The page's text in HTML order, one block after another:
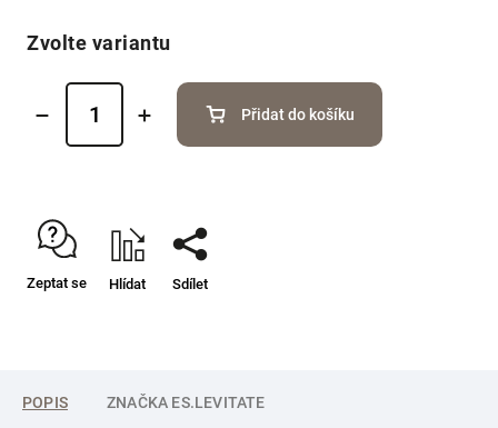
Zvolte variantu
Přidat do košíku
Zeptat se Hlídat Sdílet
POPIS ZNAČKA ES.LEVITATE